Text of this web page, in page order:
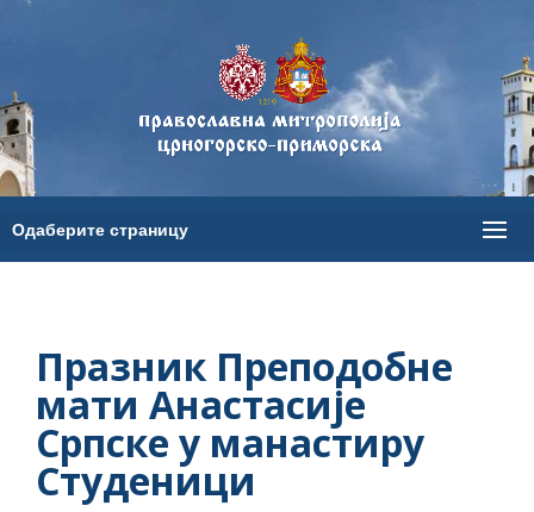
Празник Преподобне
мати Анастасије
Српске у манастиру
Студеници